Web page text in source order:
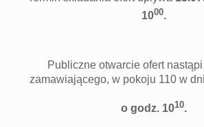
1000.
Publiczne otwarcie ofert
zamawiającego, w pokoju 110 w
o godz. 1010.